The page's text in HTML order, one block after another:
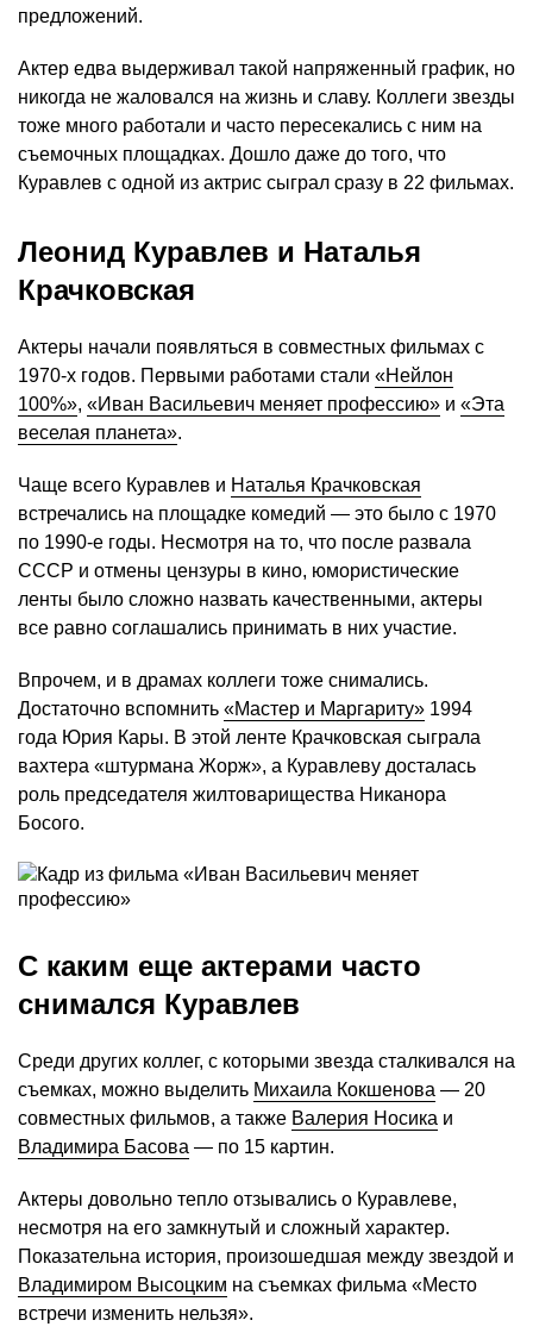
предложений.
Актер едва выдерживал такой напряженный график, но
никогда не жаловался на жизнь и славу. Коллеги звезды
тоже много работали и часто пересекались с ним на
съемочных площадках. Дошло даже до того, что
Куравлев с одной из актрис сыграл сразу в 22 фильмах.
Леонид Куравлев и Наталья
Крачковская
Актеры начали появляться в совместных фильмах с
1970-х годов. Первыми работами стали «Нейлон
100%», «Иван Васильевич меняет профессию» и «Эта
веселая планета».
Чаще всего Куравлев и Наталья Крачковская
встречались на площадке комедий — это было с 1970
по 1990-е годы. Несмотря на то, что после развала
СССР и отмены цензуры в кино, юмористические
ленты было сложно назвать качественными, актеры
все равно соглашались принимать в них участие.
Впрочем, и в драмах коллеги тоже снимались.
Достаточно вспомнить «Мастер и Маргариту» 1994
года Юрия Кары. В этой ленте Крачковская сыграла
вахтера «штурмана Жорж», а Куравлеву досталась
роль председателя жилтоварищества Никанора
Босого.
С каким еще актерами часто
снимался Куравлев
Среди других коллег, с которыми звезда сталкивался на
съемках, можно выделить Михаила Кокшенова — 20
совместных фильмов, а также Валерия Носика и
Владимира Басова — по 15 картин.
Актеры довольно тепло отзывались о Куравлеве,
несмотря на его замкнутый и сложный характер.
Показательна история, произошедшая между звездой и
Владимиром Высоцким на съемках фильма «Место
встречи изменить нельзя».